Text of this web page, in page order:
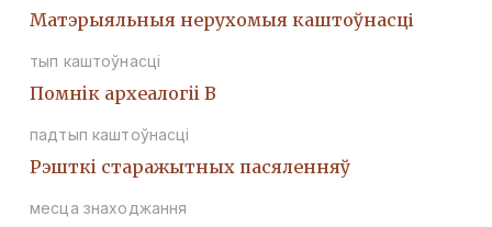
Матэрыяльныя нерухомыя каштоўнасці
тып каштоўнасці
Помнiк археалогii В
падтып каштоўнасці
Рэшткi старажытных пасяленняў
месца знаходжання